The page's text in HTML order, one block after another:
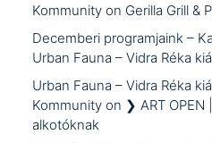
Kommunity on Gerilla Grill &
Decemberi programjaink –
Urban Fauna – Vidra Réka
Urban Fauna – Vidra Réka
Kommunity on ❯ ART OPEN
alkotóknak